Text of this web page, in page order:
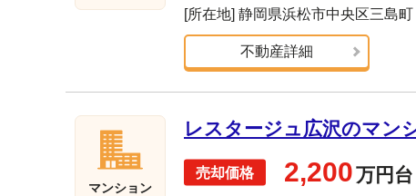
[所在地] 静岡県浜松市中央区三島町
不動産詳細
マンション
レスタージュ広沢のマン
2,200万円台